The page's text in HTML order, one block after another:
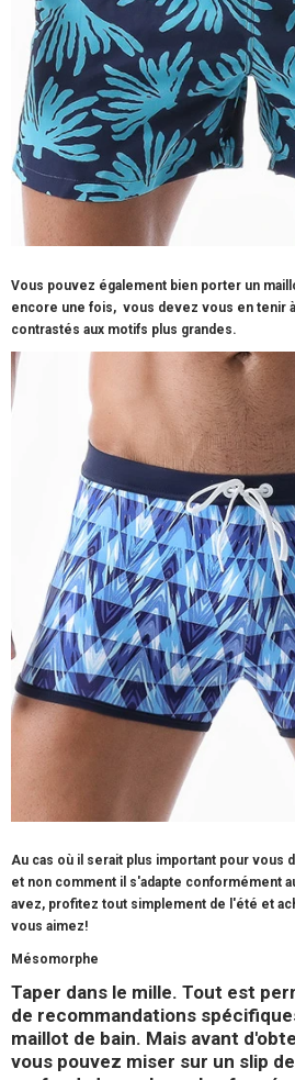
Vous pouvez également bien porter un
encore une fois, vous devez vous en tenir
contrastés aux motifs plus grandes.
Au cas où il serait plus important pour vous
et non comment il s'adapte conformément
avez, profitez tout simplement de l'été et
vous aimez!
Mésomorphe
Taper dans le mille. Tout est
de recommandations
maillot de bain. Mais avant
vous pouvez miser sur un slip